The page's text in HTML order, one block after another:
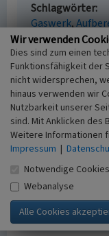
Schlagwörter
Gaswerk
Ort
Zerre
Alternativer
Dretwa
Fachsicht(en)
Denkmalpflege
Keine Angabe
Übernahme aus
Historischer
Beginn 1990 bis
Wir verwenden
Dies sind zum einen
Funktionsfähigkeit der
nicht widersprechen,
hinaus verwenden wir
Nutzbarkeit unserer
sind. Mit Anklicken des
Weitere Informationen
Impressum |
Notwendige Cookies
Webanalyse